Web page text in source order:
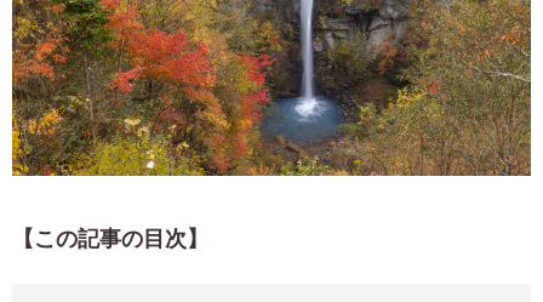
【この記事の目次】